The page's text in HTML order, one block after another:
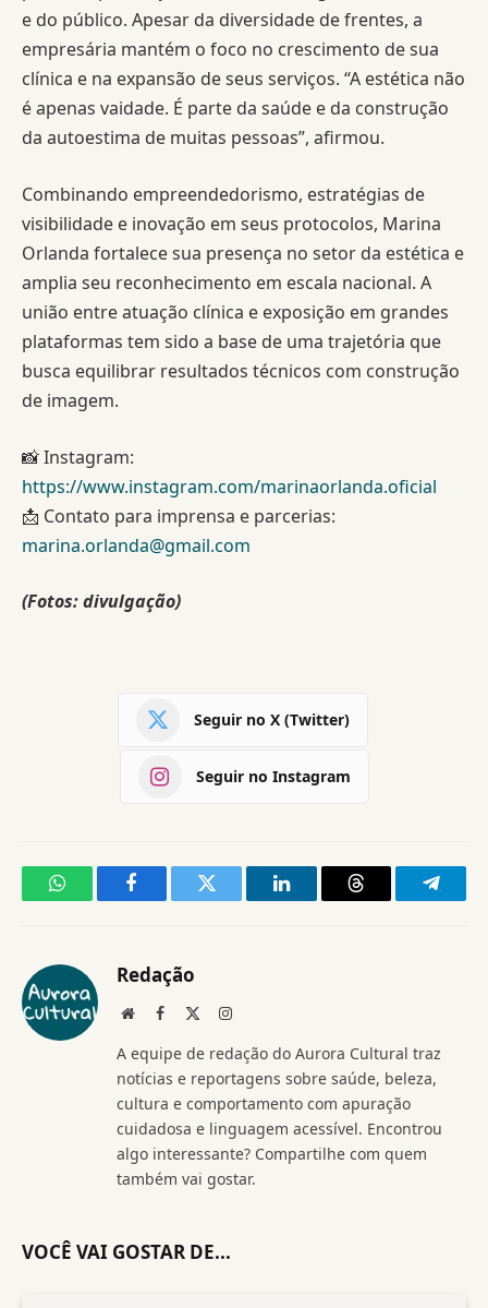
e do público. Apesar da diversidade de frentes, a
empresária mantém o foco no crescimento de sua
clínica e na expansão de seus serviços. “A estética não
é apenas vaidade. É parte da saúde e da construção
da autoestima de muitas pessoas”, afirmou.
Combinando empreendedorismo, estratégias de
visibilidade e inovação em seus protocolos, Marina
Orlanda fortalece sua presença no setor da estética e
amplia seu reconhecimento em escala nacional. A
união entre atuação clínica e exposição em grandes
plataformas tem sido a base de uma trajetória que
busca equilibrar resultados técnicos com construção
de imagem.
📸 Instagram:
https://www.instagram.com/marinaorlanda.oficial
📩 Contato para imprensa e parcerias:
marina.orlanda@gmail.com
(Fotos: divulgação)
Seguir no X (Twitter)
Seguir no Instagram
WhatsAppFacebookTwitter LinkedInThreads
Redação
WebsiteFacebook Instagram
A equipe de redação do Aurora Cultural traz
notícias e reportagens sobre saúde, beleza,
cultura e comportamento com apuração
cuidadosa e linguagem acessível. Encontrou
algo interessante? Compartilhe com quem
também vai gostar.
VOCÊ VAI GOSTAR DE...